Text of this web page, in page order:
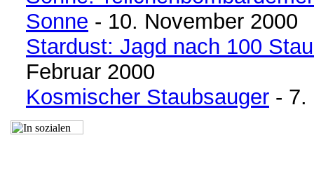
Sonne - 10. November 2000
Stardust: Jagd nach 100
Februar 2000
Kosmischer Staubsauger - 7.